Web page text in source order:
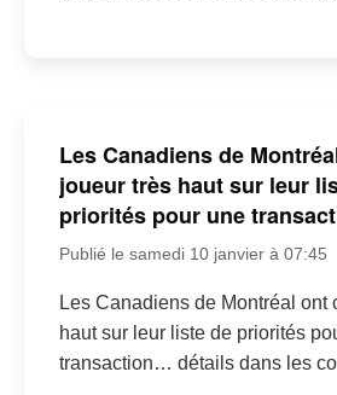
Les Canadiens de
joueur très haut sur leur
priorités pour une
Publié le samedi 10 janvier à 07:45
Les Canadiens de Montréal ont
haut sur leur liste de priorités
transaction… détails dans les